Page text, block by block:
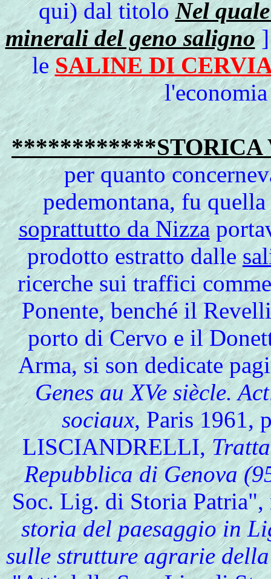
qui) dal titoloNel
minerali del geno saligno]
leSALINE DI
************STORICA
per quanto
pedemontana, fu
soprattutto da Nizza
prodotto estratto dalle
ricerche sui traffici
Ponente, benché il
porto di Cervo e il
Arma, si son dedicate
Genes au XVe siècle.
sociaux, Paris 1961,
LISCIANDRELLI,
Repubblica di Genova
Soc. Lig. di Storia
storia del paesaggio in
sulle strutture agrarie